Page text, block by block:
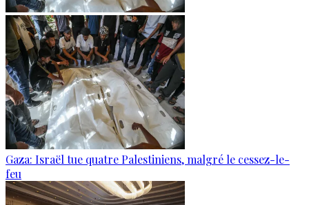
Gaza: Israël tue quatre Palestiniens, malgré le cessez-le-
feu